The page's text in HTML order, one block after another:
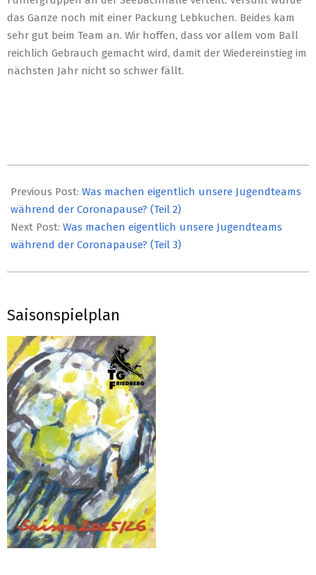
das Ganze noch mit einer Packung Lebkuchen. Beides kam
sehr gut beim Team an. Wir hoffen, dass vor allem vom Ball
reichlich Gebrauch gemacht wird, damit der Wiedereinstieg im
nächsten Jahr nicht so schwer fällt.
12-
14
Previous Post: Was machen eigentlich unsere Jugendteams
während der Coronapause? (Teil 2)
Next Post: Was machen eigentlich unsere Jugendteams
während der Coronapause? (Teil 3)
Saisonspielplan